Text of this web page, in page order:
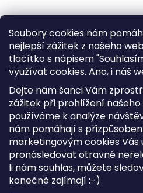
Soubory cookies nám
nejlepší zážitek z našeho
tlačítko s nápisem
využívat cookies. Ano, i náš
Dejte nám šanci Vám
zážitek při prohlížení našeho
používáme k analýze
nám pomáhají s
marketingovým cookies Vás
pronásledovat otravné
li nám souhlas, můžete
konečně zajímají :-)